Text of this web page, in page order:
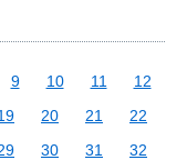
9 10 11
12
20 21
22
30 31
32